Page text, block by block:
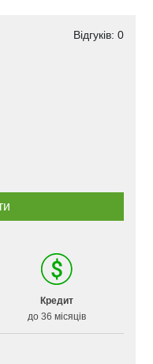
Відгуків: 0
Кредит
до 36 місяців